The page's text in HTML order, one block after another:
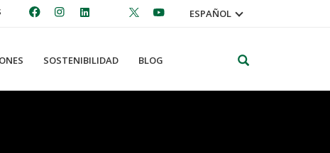
ESPAÑOL
SOSTENIBILIDAD BLOG